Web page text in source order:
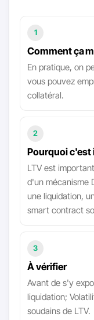
1
Comment ça
En pratique, on
vous pouvez
collatéral.
2
Pourquoi
LTV est
d'un mécanisme
une liquidation,
smart contract
3
À vérifier
Avant de s'y
liquidation;
soudains de LTV.